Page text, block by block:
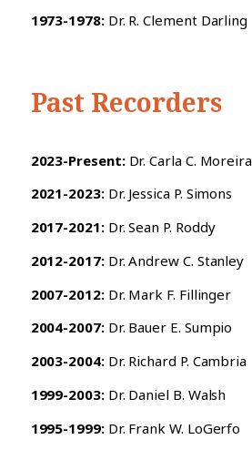
1973-1978:Dr. R. Clement Darling
Past Recorders
2023-Present:Dr. Carla C. Moreira
2021-2023:Dr. Jessica P. Simons
2017-2021:Dr. Sean P. Roddy
2012-2017:Dr. Andrew C. Stanley
2007-2012:Dr. Mark F. Fillinger
2004-2007:Dr. Bauer E. Sumpio
2003-2004:Dr. Richard P. Cambria
1999-2003:Dr. Daniel B. Walsh
1995-1999:Dr. Frank W. LoGerfo